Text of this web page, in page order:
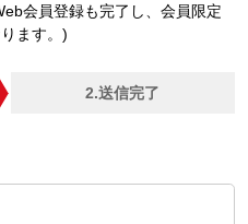
会員登録も完了し、会員限定
ます。)
2.送信完了